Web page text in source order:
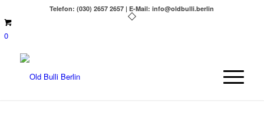
Telefon: (030) 2657 2657 | E-Mail: info@oldbulli.berlin
0